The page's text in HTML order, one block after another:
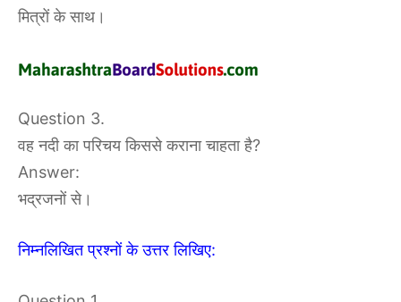
मित्रों के साथ।
Question 3.
वह नदी का परिचय किससे कराना चाहता है?
Answer:
भद्रजनों से।
निम्नलिखित प्रश्नों के उत्तर लिखिए: